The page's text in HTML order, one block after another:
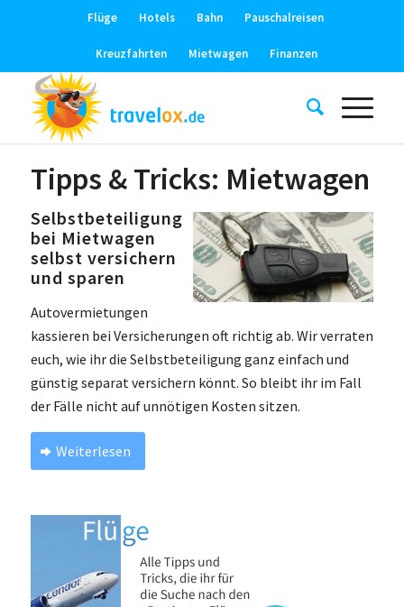
Flüge Hotels Bahn Pauschalreisen
Kreuzfahrten Mietwagen Finanzen
Tipps & Tricks: Mietwagen
Selbstbeteiligung
bei Mietwagen
selbst versichern
und sparen
Autovermietungen
kassieren bei Versicherungen oft richtig ab. Wir verraten
euch, wie ihr die Selbstbeteiligung ganz einfach und
günstig separat versichern könnt. So bleibt ihr im Fall
der Fälle nicht auf unnötigen Kosten sitzen.
Weiterlesen